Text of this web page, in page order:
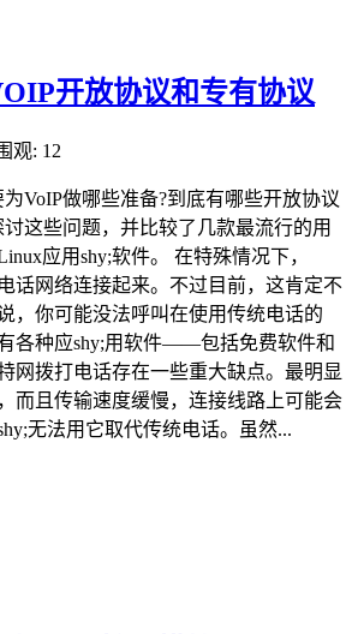
开放协议和专有协议
观: 12
VoIP做哪些准备?到底有哪些开放协议
这些问题，并比较了几款最流行的用
应用shy;软件。 在特殊情况下，
话网络连接起来。不过目前，这肯定不
，你可能没法呼叫在使用传统电话的
各种应shy;用软件——包括免费软件和
网拨打电话存在一些重大缺点。最明显
而且传输速度缓慢，连接线路上可能会
无法用它取代传统电话。虽然...